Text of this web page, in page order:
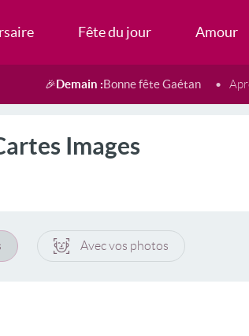
Fête du jour Amour
🎉Demain :Bonne fête Gaétan
Images
Avec vos photos